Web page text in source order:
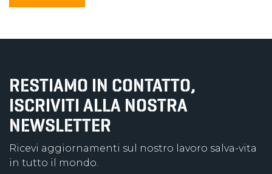
RESTIAMO IN CONTATTO,
ISCRIVITI ALLA NOSTRA
NEWSLETTER
Ricevi aggiornamenti sul nostro lavoro salva-vita
in tutto il mondo.